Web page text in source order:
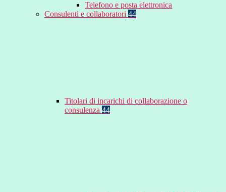
Telefono e posta elettronica
Consulenti e collaboratori 44
Titolari di incarichi di collaborazione o
consulenza 44